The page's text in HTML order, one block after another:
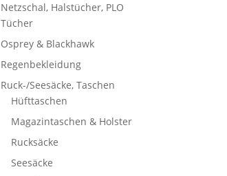
Netzschal, Halstücher, PLO
Tücher
Osprey & Blackhawk
Regenbekleidung
Ruck-/Seesäcke, Taschen
Hüfttaschen
Magazintaschen & Holster
Rucksäcke
Seesäcke